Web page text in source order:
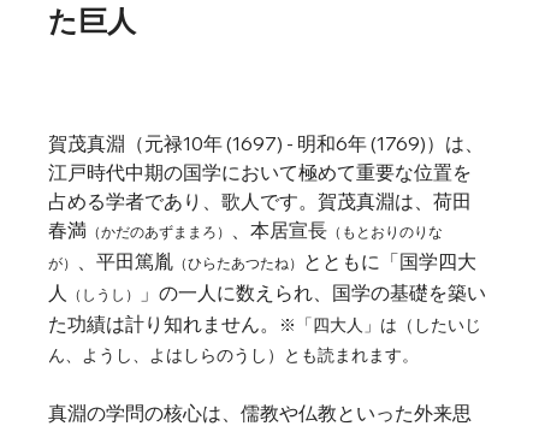
た巨人
賀茂真淵（元禄10年 (1697) - 明和6年 (1769)）は、
江戸時代中期の国学において極めて重要な位置を
占める学者であり、歌人です。賀茂真淵は、荷田
春満 （かだのあずままろ） 、本居宣長 （もとおりのりな
が）
、平田篤胤 （ひらたあつたね） とともに「国学四大
人
（しうし）
」の一人に数えられ、国学の基礎を築い
た功績は計り知れません。
※「四大人」は（したいじ
ん、ようし、よはしらのうし）とも読まれます。
真淵の学問の核心は、儒教や仏教といった外来思